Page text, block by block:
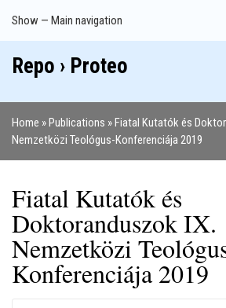
Main
navigation
Show — Main navigation
Index
Publications
Theses
Images
Contributors
Repo › Proteo
Breadcrumb
Home Publications
Fiatal Kutatók és
Nemzetközi Teológus-Konferenciája 2019
Fiatal Kutatók és
Doktoranduszok IX.
Nemzetközi
Konferenciája 2019